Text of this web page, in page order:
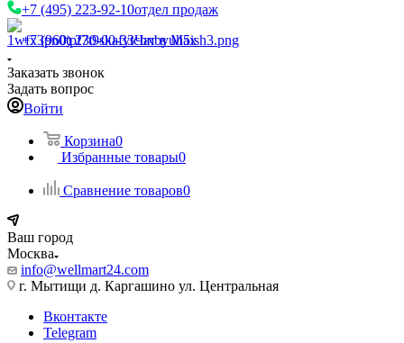
+7 (495) 223-92-10отдел продаж
+7 (960) 230-00-33Чат в Max
Заказать звонок
Задать вопрос
Войти
Корзина0
Избранные товары0
Сравнение товаров0
Ваш город
Москва
info@wellmart24.com
г. Мытищи д. Каргашино ул. Центральная
Вконтакте
Telegram